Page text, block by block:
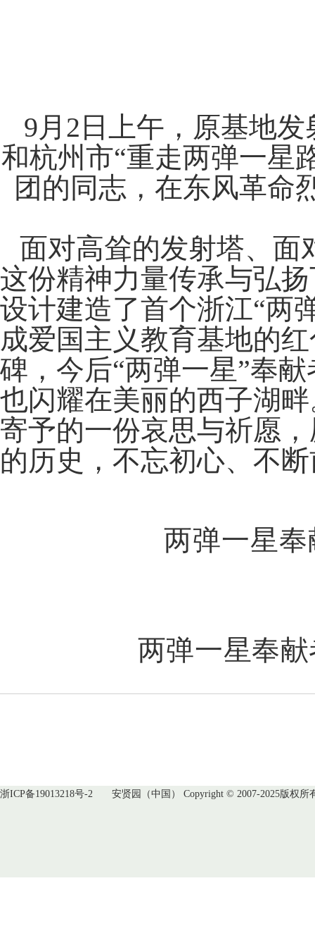
9月2日上午，原基地
和杭州市“重走两弹一星
团的同志，在东风革命
面对高耸的发射塔、面
这份精神力量传承与弘
设计建造了首个浙江“两
成爱国主义教育基地的
碑，今后“两弹一星”奉
也闪耀在美丽的西子湖
寄予的一份哀思与祈愿
的历史，不忘初心、不
两弹一星
两弹一星奉
浙ICP备19013218号-2 安贤园（中国） Copyright © 2007-2025版权所